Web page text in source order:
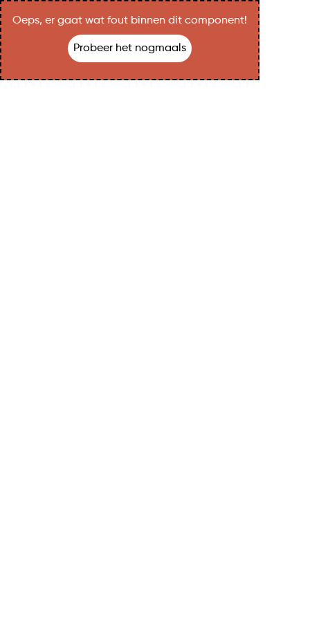
Oeps, er gaat wat fout binnen dit component!
Probeer het nogmaals